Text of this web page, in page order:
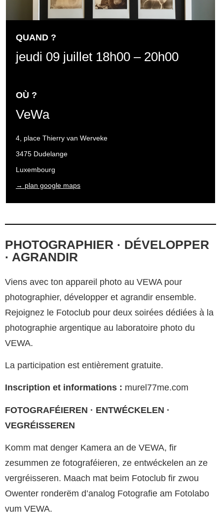
QUAND ?
jeudi 09 juillet 18h00 – 20h00
OÙ ?
VeWa
4, place Thierry van Werveke
3475 Dudelange
Luxembourg
→ plan google maps
PHOTOGRAPHIER · DÉVELOPPER
· AGRANDIR
Viens avec ton appareil photo au VEWA pour
photographier, développer et agrandir ensemble.
Rejoignez le Fotoclub pour deux soirées dédiées à la
photographie argentique au laboratoire photo du
VEWA.
La participation est entièrement gratuite.
Inscription et informations : murel77me.com
FOTOGRAFÉIEREN · ENTWÉCKELEN ·
VEGRÉISSEREN
Komm mat denger Kamera an de VEWA, fir
zesummen ze fotograféieren, ze entwéckelen an ze
vergréisseren. Maach mat beim Fotoclub fir zwou
Owenter ronderëm d’analog Fotografie am Fotolabo
vum VEWA.